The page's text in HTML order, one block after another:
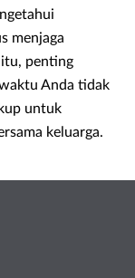
menjaga
itu, penting
Anda tidak
untuk
keluarga.